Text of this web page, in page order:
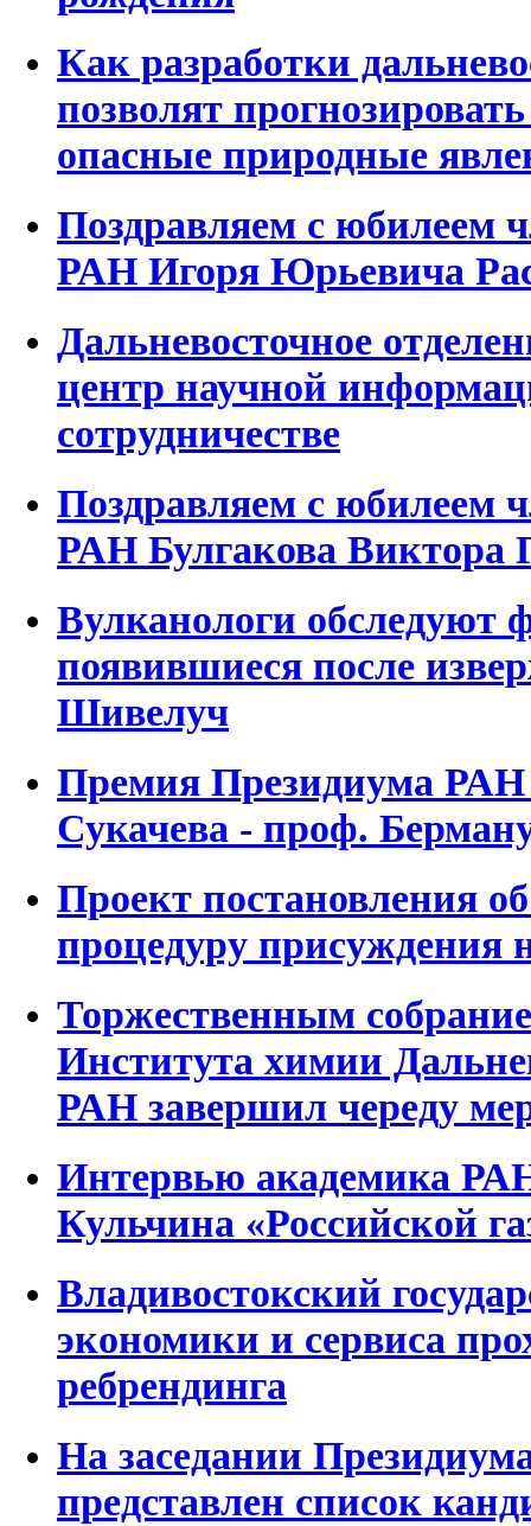
Как разработки
позволят
опасные природные
Поздравляем с юбилеем
РАН Игоря Юрьевича
Дальневосточное
центр научной
сотрудничестве
Поздравляем с юбилеем
РАН Булгакова Виктора
Вулканологи обследуют
появившиеся после
Шивелуч
Премия Президиума
Сукачева - проф.
Проект постановления
процедуру присуждения
Торжественным
Института химии
РАН завершил череду
Интервью академика
Кульчина «Российской
Владивостокский
экономики и сервиса
ребрендинга
На заседании
представлен список